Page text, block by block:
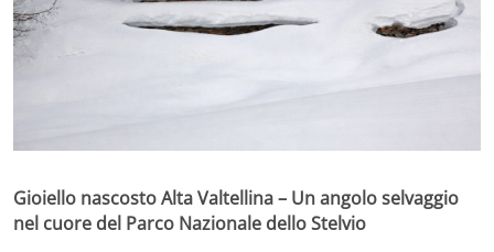
Gioiello nascosto Alta Valtellina – Un angolo selvaggio
nel cuore del Parco Nazionale dello Stelvio